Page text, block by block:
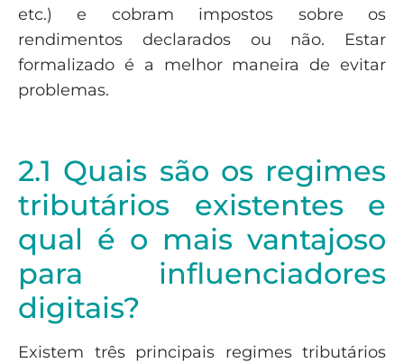
etc.) e cobram impostos sobre os
rendimentos declarados ou não. Estar
formalizado é a melhor maneira de evitar
problemas.
2.1 Quais são os regimes
tributários existentes e
qual é o mais vantajoso
para influenciadores
digitais?
Existem três principais regimes tributários